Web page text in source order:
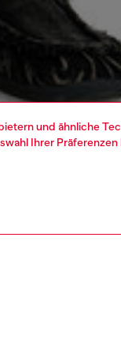
und ähnliche
Ihrer Präferenzen